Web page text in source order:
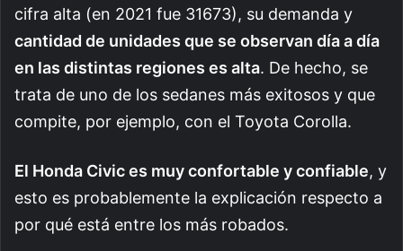
cifra alta (en 2021 fue 31673), su demanda y
cantidad de unidades que se observan día a día
en las distintas regiones es alta. De hecho, se
trata de uno de los sedanes más exitosos y que
compite, por ejemplo, con el Toyota Corolla.
El Honda Civic es muy confortable y confiable, y
esto es probablemente la explicación respecto a
por qué está entre los más robados.